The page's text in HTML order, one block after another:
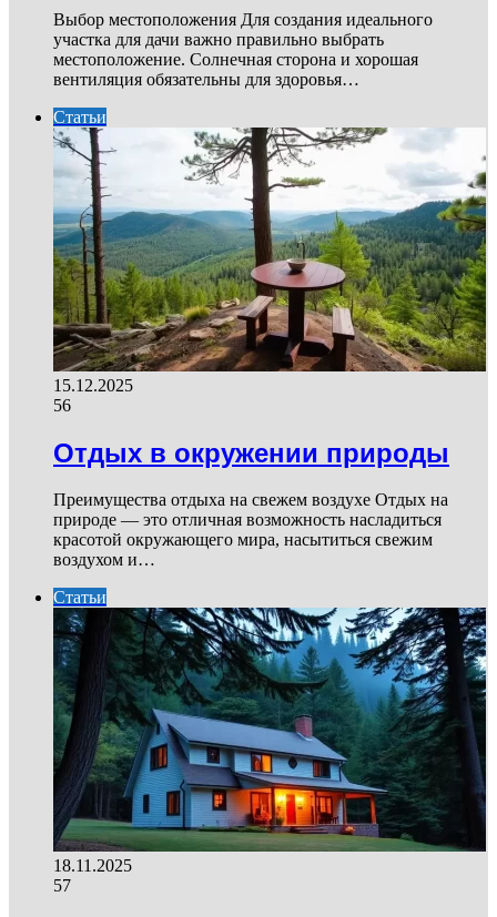
Выбор местоположения Для создания идеального
участка для дачи важно правильно выбрать
местоположение. Солнечная сторона и хорошая
вентиляция обязательны для здоровья…
Статьи
15.12.2025
56
Отдых в окружении природы
Преимущества отдыха на свежем воздухе Отдых на
природе — это отличная возможность насладиться
красотой окружающего мира, насытиться свежим
воздухом и…
Статьи
18.11.2025
57